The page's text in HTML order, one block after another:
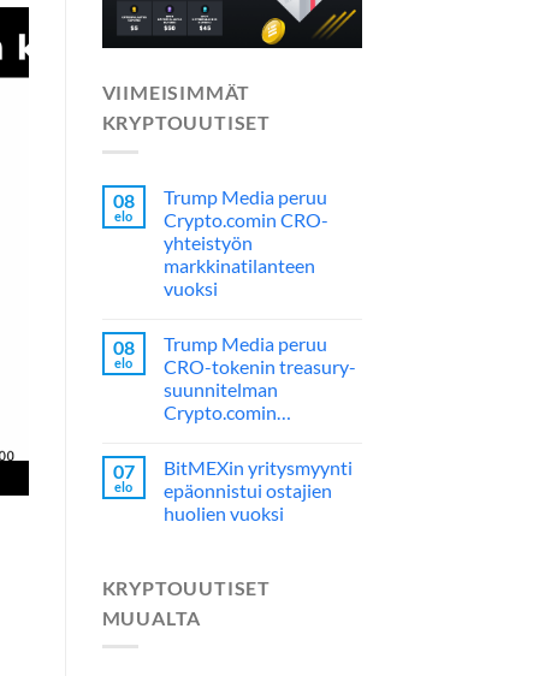
VIIMEISIMMÄT
KRYPTOUUTISET
08
elo
Trump Media peruu
Crypto.comin CRO-
yhteistyön
markkinatilanteen
vuoksi
08
elo
Trump Media peruu
CRO-tokenin treasury-
suunnitelman
Crypto.comin…
07
elo
BitMEXin yritysmyynti
epäonnistui ostajien
huolien vuoksi
KRYPTOUUTISET
MUUALTA